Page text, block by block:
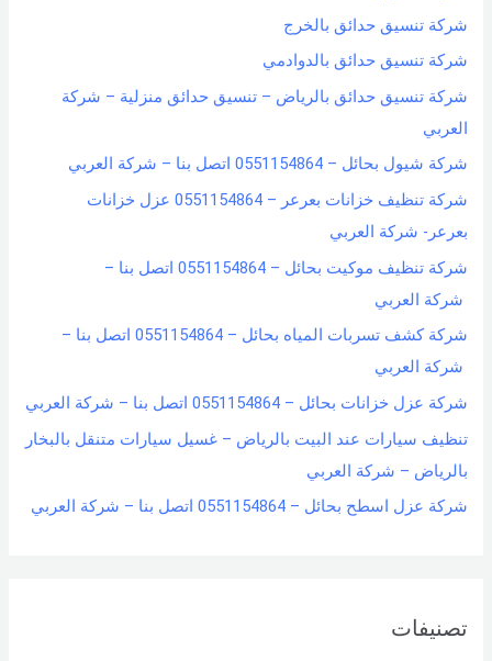
شركة تنسيق حدائق بالخرج
شركة تنسيق حدائق بالدوادمي
شركة تنسيق حدائق بالرياض – تنسيق حدائق منزلية – شركة
العربي
شركة شيول بحائل – 0551154864 اتصل بنا – شركة العربي
شركة تنظيف خزانات بعرعر – 0551154864 عزل خزانات
بعرعر- شركة العربي
شركة تنظيف موكيت بحائل – 0551154864 اتصل بنا –
شركة العربي
شركة كشف تسربات المياه بحائل – 0551154864 اتصل بنا –
شركة العربي
شركة عزل خزانات بحائل – 0551154864 اتصل بنا – شركة العربي
تنظيف سيارات عند البيت بالرياض – غسيل سيارات متنقل بالبخار
بالرياض – شركة العربي
شركة عزل اسطح بحائل – 0551154864 اتصل بنا – شركة العربي
تصنيفات